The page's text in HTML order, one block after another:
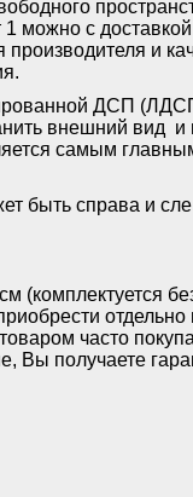
1 можно с
и
ДСП
внешний вид и
самым
быть справа и
(комплектуется
отдельно
часто
Вы получаете